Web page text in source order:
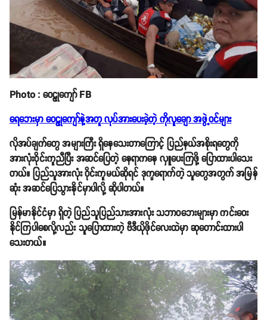
Photo : ဝေဠုကျော် FB
ရေဘေးမှာ ဝေဠုကျော်နဲ့အတူ လုပ်အားပေးခဲ့တဲ့ ကိုလူချော အဖွဲ့ဝင်များ
လိုအပ်ချက်တွေ အများကြီး ရှိနေသေးတာကြောင့် ပြည်နယ်အစိုးရတွေကို
အားလုံးဝိုင်းကူညီပြီး အဆင်ပြေတဲ့ နေရာကနေ လှူပေးကြဖို့ ပြောထားပါသေး
တယ်။ ပြည်သူအားလုံး ဝိုင်းကူမယ်ဆိုရင် ဒုက္ခရောက်တဲ့ သူတွေအတွက် အမြန်
ဆုံး အဆင်ပြေသွားနိုင်မှာပါလို့ ဆိုပါတယ်။
မြန်မာနိုင်ငံမှာ ရှိတဲ့ ပြည်သူပြည်သားအားလုံး သဘာဝဘေးများမှာ ကင်းဝေး
နိုင်ကြပါစေလို့လည်း သူပြောထားတဲ့ ဗီဒီယိုဖိုင်လေးထဲမှာ ဆုတောင်းထားပါ
သေးတယ်။